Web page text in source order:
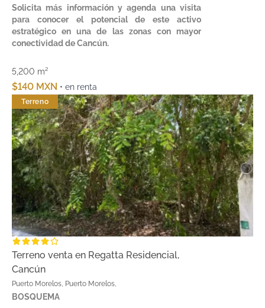
Solicita más información y agenda una visita
para conocer el potencial de este activo
estratégico en una de las zonas con mayor
conectividad de Cancún.
5,200 m²
$140 MXN • en renta
Terreno
Terreno venta en Regatta Residencial,
Cancún
Puerto Morelos, Puerto Morelos,
BOSQUEMA